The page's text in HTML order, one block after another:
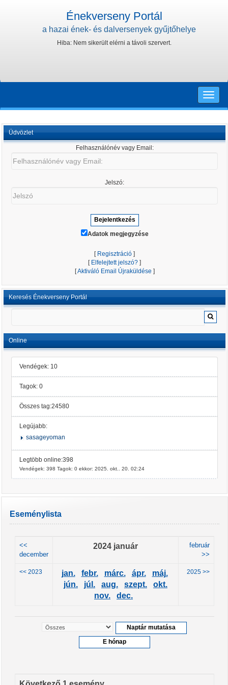
Énekverseny Portál
a hazai ének- és dalversenyek gyűjtőhelye
Hiba: Nem sikerült elérni a távoli szervert.
Toggle
Üdvözlet
Felhasználónév vagy Email:
Jelszó:
Adatok megjegyzése
[ Regisztráció ]
[ Elfelejtett jelszó? ]
[Aktiváló Email Újraküldése ]
Keresés Énekverseny Portál
Online
Vendégek: 10
Tagok: 0
Összes tag:24580
Legújabb:
sasageyoman
Legtöbb online:398
Vendégek: 398 Tagok: 0 ekkor: 2025. okt.. 20. 02:24
Eseménylista
<<
december
2024 január
február
>>
<< 2023 jan. febr. márc. ápr.
máj.
jún.
júl. aug. szept.
okt.
nov.
dec.
2025 >>